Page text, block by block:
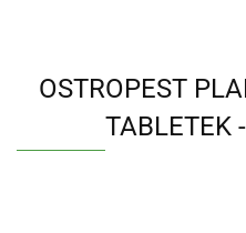
OSTROPEST
TABLETEK